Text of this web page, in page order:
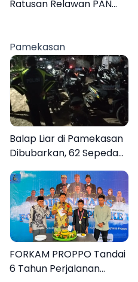
Ratusan Relawan PAN
Rakyat
Pamekasan
Balap Liar di Pamekasan
Dibubarkan, 62 Sepeda
Motor Diamankan
FORKAM PROPPO Tandai
6 Tahun Perjalanan